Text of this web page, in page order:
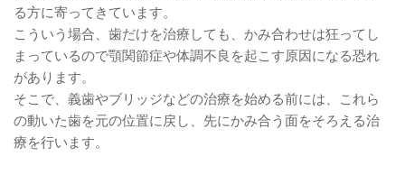
る方に寄ってきています。
こういう場合、歯だけを治療しても、かみ合わせは狂ってし
まっているので顎関節症や体調不良を起こす原因になる恐れ
があります。
そこで、義歯やブリッジなどの治療を始める前には、これら
の動いた歯を元の位置に戻し、先にかみ合う面をそろえる治
療を行います。